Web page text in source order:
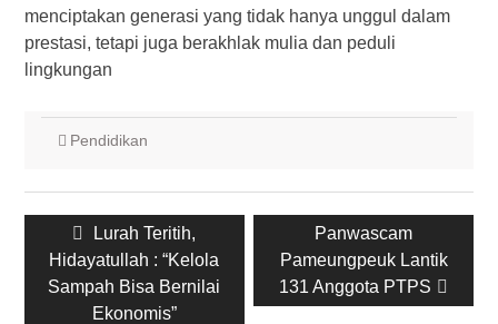
menciptakan generasi yang tidak hanya unggul dalam
prestasi, tetapi juga berakhlak mulia dan peduli
lingkungan
Pendidikan
navigation
Previous
post:
Lurah Teritih,
Hidayatullah : “Kelola
Sampah Bisa Bernilai
Ekonomis”
Next
post:
Panwascam
Pameungpeuk Lantik
131 Anggota PTPS